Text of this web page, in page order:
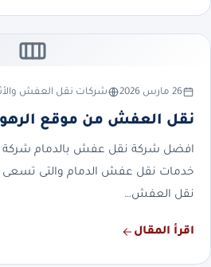
26 مارس 2026 شركات نقل العفش
نقل العفش من موقع
افضل شركة نقل عفش بالدمام شركة
خدمات نقل عفش الدمام والتى تسعى
نقل العفش…
اقرأ المقال